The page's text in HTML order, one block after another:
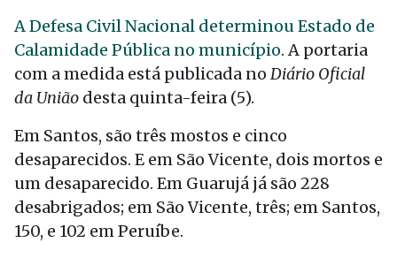
A Defesa Civil Nacional determinou Estado de
Calamidade Pública no município. A portaria
com a medida está publicada no Diário Oficial
da União desta quinta-feira (5).
Em Santos, são três mostos e cinco
desaparecidos. E em São Vicente, dois mortos e
um desaparecido. Em Guarujá já são 228
desabrigados; em São Vicente, três; em Santos,
150, e 102 em Peruíbe.